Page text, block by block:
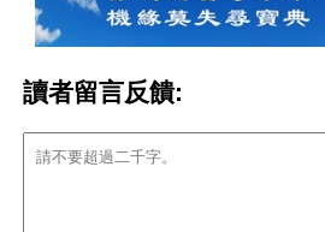
讀者留言反饋: